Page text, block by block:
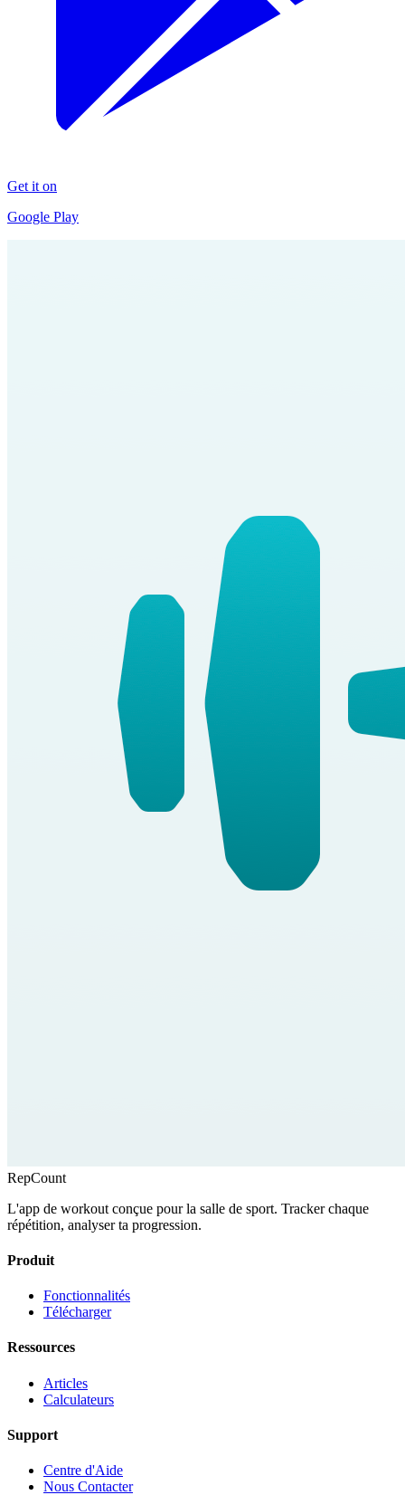
Get it on
Google Play
RepCount
L'app de workout conçue pour la salle de sport. Tracker chaque
répétition, analyser ta progression.
Produit
Fonctionnalités
Télécharger
Ressources
Articles
Calculateurs
Support
Centre d'Aide
Nous Contacter